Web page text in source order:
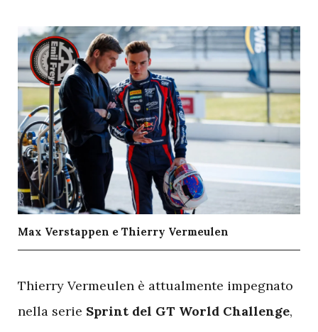
Max Verstappen e Thierry Vermeulen
Thierry Vermeulen è attualmente impegnato
nella serie Sprint del GT World Challenge,